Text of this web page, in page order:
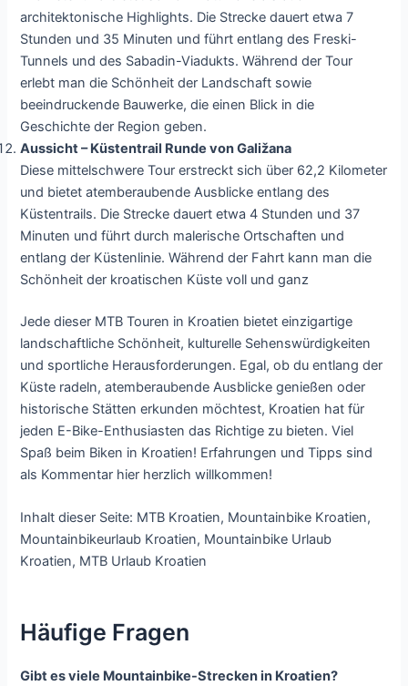
architektonische Highlights. Die Strecke dauert etwa 7
Stunden und 35 Minuten und führt entlang des Freski-
Tunnels und des Sabadin-Viadukts. Während der Tour
erlebt man die Schönheit der Landschaft sowie
beeindruckende Bauwerke, die einen Blick in die
Geschichte der Region geben.
Aussicht – Küstentrail Runde von Galižana
Diese mittelschwere Tour erstreckt sich über 62,2 Kilometer
und bietet atemberaubende Ausblicke entlang des
Küstentrails. Die Strecke dauert etwa 4 Stunden und 37
Minuten und führt durch malerische Ortschaften und
entlang der Küstenlinie. Während der Fahrt kann man die
Schönheit der kroatischen Küste voll und ganz
Jede dieser MTB Touren in Kroatien bietet einzigartige
landschaftliche Schönheit, kulturelle Sehenswürdigkeiten
und sportliche Herausforderungen. Egal, ob du entlang der
Küste radeln, atemberaubende Ausblicke genießen oder
historische Stätten erkunden möchtest, Kroatien hat für
jeden E-Bike-Enthusiasten das Richtige zu bieten. Viel
Spaß beim Biken in Kroatien! Erfahrungen und Tipps sind
als Kommentar hier herzlich willkommen!
Inhalt dieser Seite: MTB Kroatien, Mountainbike Kroatien,
Mountainbikeurlaub Kroatien, Mountainbike Urlaub
Kroatien, MTB Urlaub Kroatien
Häufige Fragen
Gibt es viele Mountainbike-Strecken in Kroatien?